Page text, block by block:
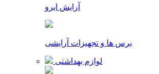
آرایش ابرو
برس ها و تجهیزات آرایشی
لوازم بهداشتی